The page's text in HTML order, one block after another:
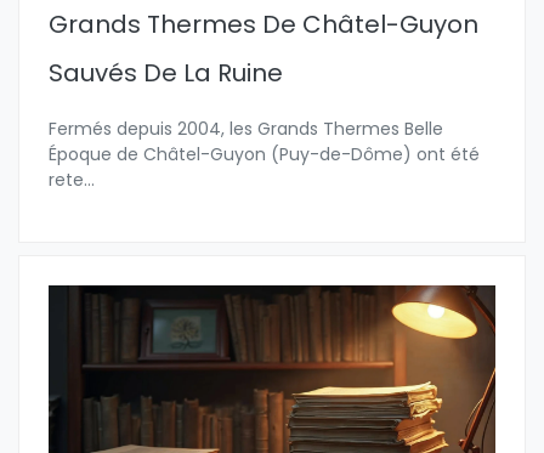
Grands Thermes De Châtel-Guyon
Sauvés De La Ruine
Fermés depuis 2004, les Grands Thermes Belle
Époque de Châtel-Guyon (Puy-de-Dôme) ont été
rete...